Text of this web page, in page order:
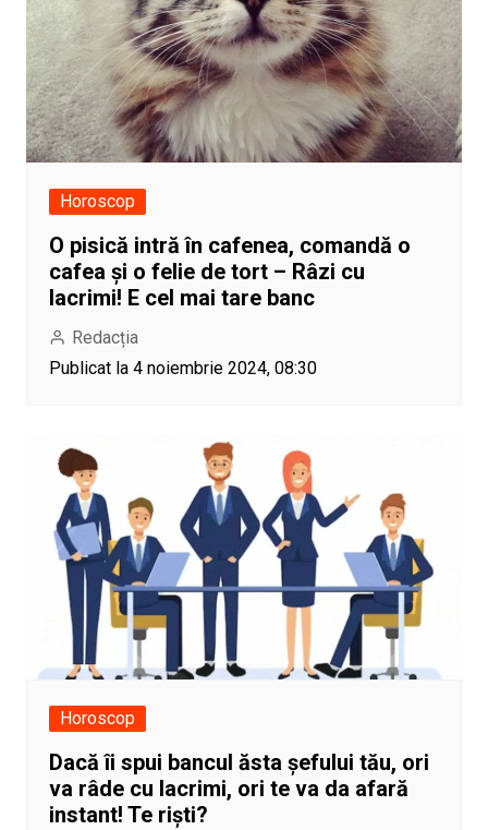
Horoscop
O pisică intră în cafenea, comandă o
cafea și o felie de tort – Râzi cu
lacrimi! E cel mai tare banc
Redacția
Publicat la 4 noiembrie 2024, 08:30
Horoscop
Dacă îi spui bancul ăsta șefului tău, ori
va râde cu lacrimi, ori te va da afară
instant! Te riști?